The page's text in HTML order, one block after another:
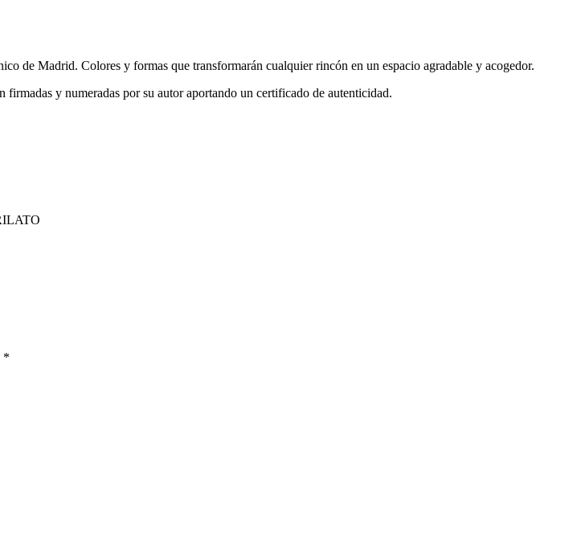
de Madrid. Colores y formas que transformarán cualquier rincón en un espacio agradable y acogedor.
y numeradas por su autor aportando un certificado de autenticidad.
*